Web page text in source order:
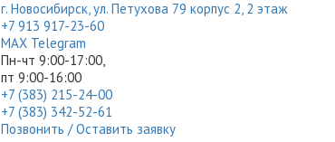
г. Новосибирск, ул. Петухова 79 корпус 2, 2 этаж
+7 913 917-23-60
МАХ Telegram
Пн-чт 9:00-17:00,
пт 9:00-16:00
+7 (383) 215-24-00
+7 (383) 342-52-61
Позвонить / Оставить заявку